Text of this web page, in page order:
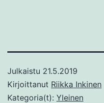
Julkaistu 21.5.2019
Kirjoittanut Riikka Inkinen
Kategoria(t): Yleinen